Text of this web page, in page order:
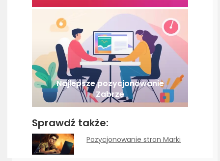
Najlepsze pozycjonowanie
Zabrze
Sprawdź także:
Pozycjonowanie stron Marki